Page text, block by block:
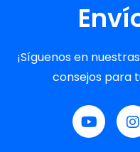
¡Síguenos en
consejos para